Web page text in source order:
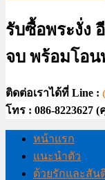
รับซื้อพระงั่ง
จบ พร้อมโอ
ติดต่อเราได้ที่ Line :
โทร : 086-8223627
หน้าแรก
แนะนำตัว
ด้วยรักและสัน